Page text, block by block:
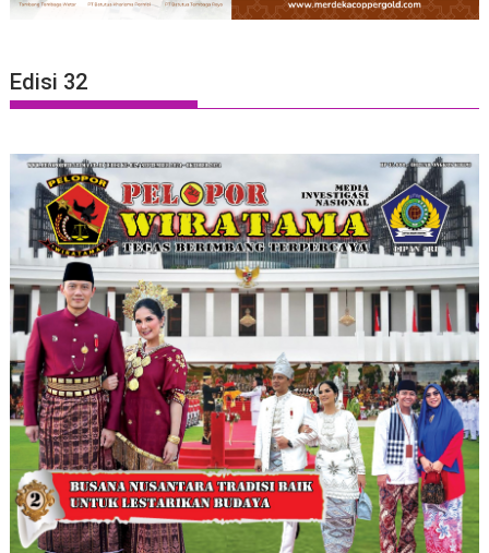
Edisi 32